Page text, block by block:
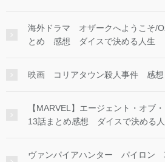
海外ドラマ オザークへようこそ
とめ 感想 ダイスで決める人生
映画 コリアタウン殺人事件 感
【MARVEL】エージェント・オ
13話まとめ感想 ダイスで決める
ヴァンパイアハンター パイロン